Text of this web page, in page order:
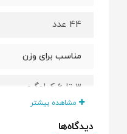
44 عدد
مناسب برای وزن
3 تا 6 کیلوگرم
نحوه بسته شدن پوشک
مشاهده بیشتر
دیدگاه‌ها